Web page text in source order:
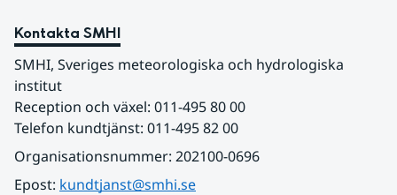
Kontakta SMHI
SMHI, Sveriges meteorologiska och hydrologiska
institut
Reception och växel: 011-495 80 00
Telefon kundtjänst: 011-495 82 00
Organisationsnummer: 202100-0696
Epost: kundtjanst@smhi.se